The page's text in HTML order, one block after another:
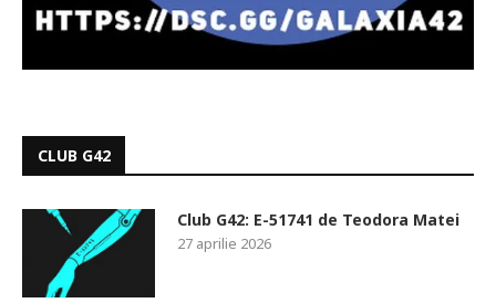
CLUB G42
Club G42: E-51741 de Teodora Matei
27 aprilie 2026